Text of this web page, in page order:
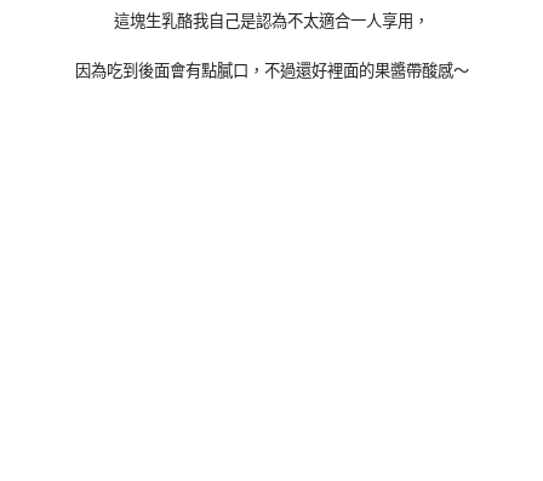
這塊生乳酪我自己是認為不太適合一人享用，
因為吃到後面會有點膩口，不過還好裡面的果醬帶酸感～